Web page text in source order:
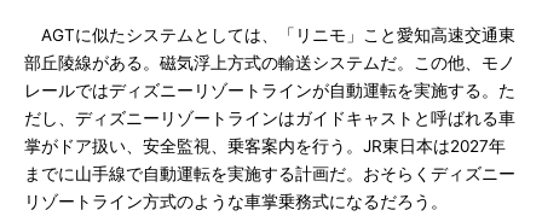
AGTに似たシステムとしては、「リニモ」こと愛知高速交通東
部丘陵線がある。磁気浮上方式の輸送システムだ。この他、モノ
レールではディズニーリゾートラインが自動運転を実施する。た
だし、ディズニーリゾートラインはガイドキャストと呼ばれる車
掌がドア扱い、安全監視、乗客案内を行う。JR東日本は2027年
までに山手線で自動運転を実施する計画だ。おそらくディズニー
リゾートライン方式のような車掌乗務式になるだろう。